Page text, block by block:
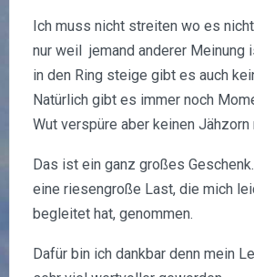
Ich muss nicht streiten wo es
nur weil jemand anderer Meinung
in den Ring steige gibt es auch
Natürlich gibt es immer noch
Wut verspüre aber keinen Jähzorn
Das ist ein ganz großes
eine riesengroße Last, die mich
begleitet hat, genommen.
Dafür bin ich dankbar denn mein